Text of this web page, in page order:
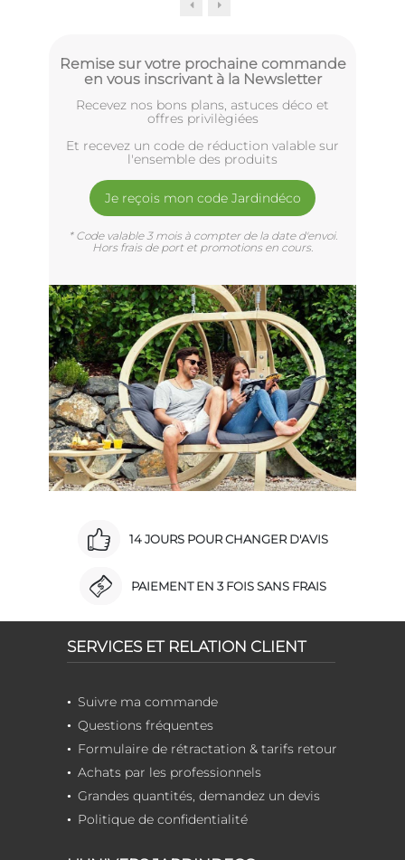
Remise sur votre prochaine commande
en vous inscrivant à la Newsletter
Recevez nos bons plans, astuces déco et
offres privilègiées
Et recevez un code de réduction valable sur
l'ensemble des produits
Je reçois mon code Jardindéco
* Code valable 3 mois à compter de la date d'envoi.
Hors frais de port et promotions en cours.
14 JOURS POUR CHANGER D'AVIS
PAIEMENT EN 3 FOIS SANS FRAIS
SERVICES ET RELATION CLIENT
Suivre ma commande
Questions fréquentes
Formulaire de rétractation & tarifs retour
Achats par les professionnels
Grandes quantités, demandez un devis
Politique de confidentialité